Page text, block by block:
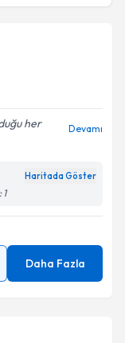
her
Devamı
Haritada Göster
Daha Fazla